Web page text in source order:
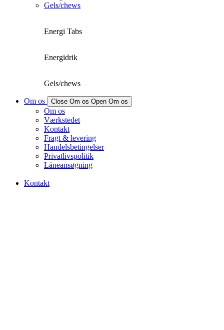
Gels/chews
Energi Tabs
Energidrik
Gels/chews
Om os Close Om os Open Om os
Om os
Værkstedet
Kontakt
Fragt & levering
Handelsbetingelser
Privatlivspolitik
Låneansøgning
Kontakt